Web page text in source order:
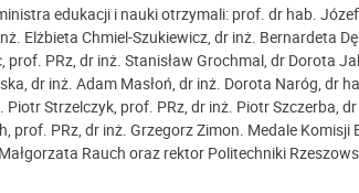
edukacji i nauki otrzymali: prof. dr hab.
Elżbieta Chmiel-Szukiewicz, dr inż. Bernardeta
prof. PRz, dr inż. Stanisław Grochmal, dr Dorota
dr inż. Adam Masłoń, dr inż. Dorota Naróg, dr
Piotr Strzelczyk, prof. PRz, dr inż. Piotr Szczerba,
prof. PRz, dr inż. Grzegorz Zimon. Medale Komisji
Rauch oraz rektor Politechniki